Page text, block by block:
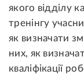
якого відділу
тренінгу
як визначати
них, як
кваліфікації